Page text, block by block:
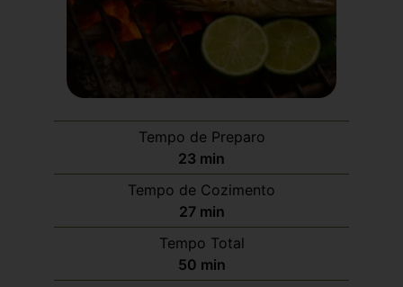
Tempo de Preparo
23 min
Tempo de Cozimento
27 min
Tempo Total
50 min